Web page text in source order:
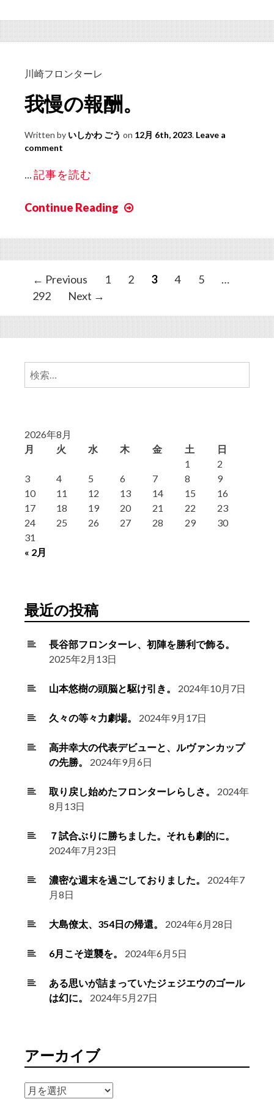
の
先
勝。
川崎フロンターレ
我慢の報酬。
Written by いしかわ ごう on 12月 6th, 2023. Leave a
comment
...記事を読む
Continue Reading
の
報
酬。
t
n
a
g
a
i
o
n
← Previous 1 2 3 4 5
…
292
Next →
検
索:
2026年8月
月
火 水 木 金 土 日
« 2月
1
2
3
4 5 6 7 8
9
10
11 12 13 14 15
16
17
18 19 20 21 22
23
24
25 26 27 28 29
30
31
最近の投稿
長谷部フロンターレ、初陣を勝利で飾る。
2025年2月13日
山本悠樹の頭脳と駆け引き。 2024年10月7日
久々の等々力劇場。 2024年9月17日
高井幸大の代表デビューと、ルヴァンカップ
の先勝。
2024年9月6日
取り戻し始めたフロンターレらしさ。
2024年
8月13日
７試合ぶりに勝ちました。それも劇的に。
2024年7月23日
濃密な週末を過ごしておりました。
2024年7
月8日
大島僚太、354日の帰還。 2024年6月28日
6月こそ逆襲を。 2024年6月5日
ある思いが詰まっていたジェジエウのゴール
は幻に。
2024年5月27日
アーカイブ
ア